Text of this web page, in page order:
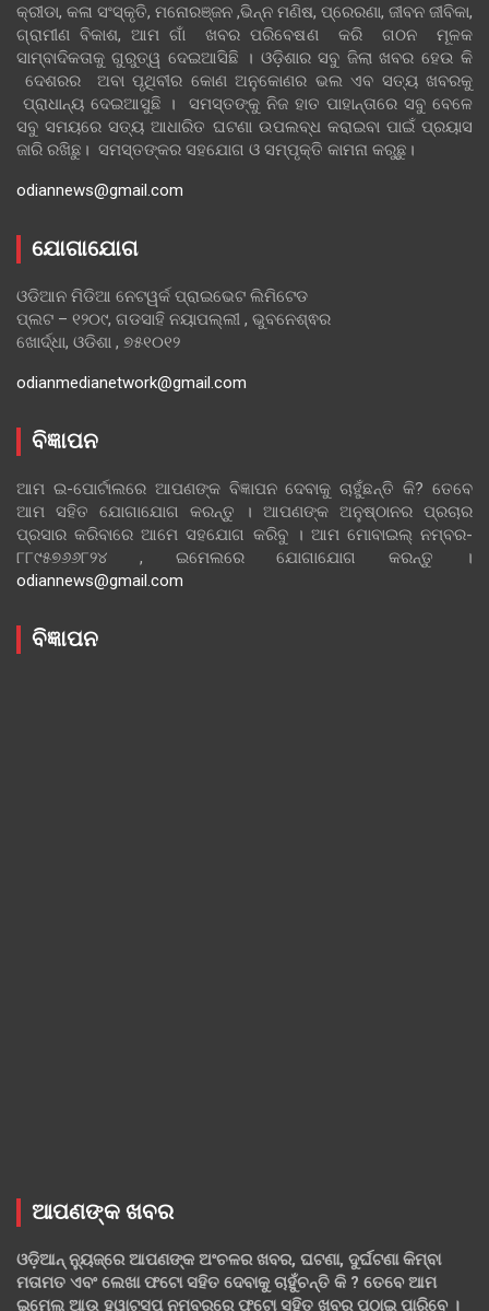
କ୍ରୀଡା, କଳା ସଂସ୍କୃତି, ମନୋରଞ୍ଜନ ,ଭିନ୍ନ ମଣିଷ, ପ୍ରେରଣା, ଜୀବନ ଜୀବିକା,
ଗ୍ରାମୀଣ ବିକାଶ, ଆମ ଗାଁ ଖବର ପରିବେଷଣ କରି ଗଠନ ମୂଳକ
ସାମ୍ବାଦିକତାକୁ ଗୁରୁତ୍ୱ ଦେଇଆସିଛି । ଓଡ଼ିଶାର ସବୁ ଜିଲା ଖବର ହେଉ କି
ଦେଶରର ଅବା ପୃଥିବୀର କୋଣ ଅନୁକୋଣର ଭଲ ଏବ ସତ୍ୟ ଖବରକୁ
ପ୍ରାଧାନ୍ୟ ଦେଇଆସୁଛି । ସମସ୍ତଙ୍କୁ ନିଜ ହାତ ପାହାନ୍ତାରେ ସବୁ ବେଳେ
ସବୁ ସମୟରେ ସତ୍ୟ ଆଧାରିତ ଘଟଣା ଉପଲବ୍ଧ କରାଇବା ପାଇଁ ପ୍ରୟାସ
ଜାରି ରଖିଛୁ। ସମସ୍ତଙ୍କର ସହଯୋଗ ଓ ସମ୍ପୃକ୍ତି କାମନା କରୁଛୁ।
odiannews@gmail.com
ଯୋଗାଯୋଗ
ଓଡିଆନ ମିଡିଆ ନେଟୱର୍କ ପ୍ରାଇଭେଟ ଲିମିଟେଡ
ପ୍ଲଟ – ୧୨୦୯, ଗଡସାହି ନୟାପଲ୍ଲୀ , ଭୁବନେଶ୍ଵର
ଖୋର୍ଦ୍ଧା, ଓଡିଶା , ୭୫୧୦୧୨
odianmedianetwork@gmail.com
ବିଜ୍ଞାପନ
ଆମ ଇ-ପୋର୍ଟାଲରେ ଆପଣଙ୍କ ବିଜ୍ଞାପନ ଦେବାକୁ ଚାହୁଁଛନ୍ତି କି? ତେବେ
ଆମ ସହିତ ଯୋଗାଯୋଗ କରନ୍ତୁ । ଆପଣଙ୍କ ଅନୁଷ୍ଠାନର ପ୍ରଚାର
ପ୍ରସାର କରିବାରେ ଆମେ ସହଯୋଗ କରିବୁ । ଆମ ମୋବାଇଲ୍ ନମ୍ବର-
୮୮୯୫୭୬୬୮୨୪ , ଇମେଲରେ ଯୋଗାଯୋଗ କରନ୍ତୁ ।
odiannews@gmail.com
ବିଜ୍ଞାପନ
ଆପଣଙ୍କ ଖବର
ଓଡ଼ିଆନ୍ ନ୍ୟୁଜ୍‌ରେ ଆପଣଙ୍କ ଅଂଚଳର ଖବର, ଘଟଣା, ଦୁର୍ଘଟଣା କିମ୍ବା
ମତାମତ ଏବଂ ଲେଖା ଫଟୋ ସହିତ ଦେବାକୁ ଚାହୁଁଚନ୍ତି କି ? ତେବେ ଆମ
ଇମେଲ ଆଉ ହ୍ୱାଟ୍‌ସପ୍ ନମ୍ବରରେ ଫଟୋ ସହିତ ଖବର ପଠାଇ ପାରିବେ ।